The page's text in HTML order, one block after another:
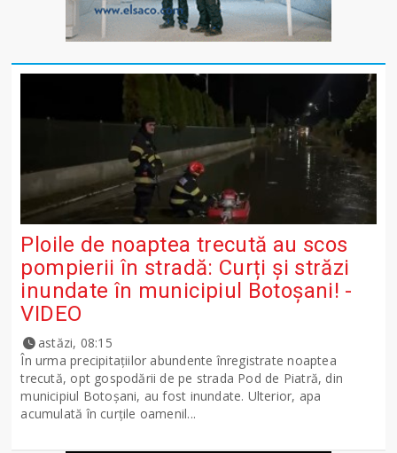
Ploile de noaptea trecută au scos
pompierii în stradă: Curți și străzi
inundate în municipiul Botoșani! -
VIDEO
astăzi, 08:15
În urma precipitațiilor abundente înregistrate noaptea
trecută, opt gospodării de pe strada Pod de Piatră, din
municipiul Botoșani, au fost inundate. Ulterior, apa
acumulată în curțile oamenil...